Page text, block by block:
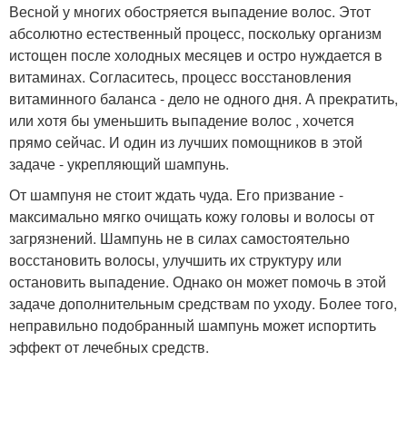
Весной у многих обостряется выпадение волос. Этот
абсолютно естественный процесс, поскольку организм
истощен после холодных месяцев и остро нуждается в
витаминах. Согласитесь, процесс восстановления
витаминного баланса - дело не одного дня. А прекратить,
или хотя бы уменьшить выпадение волос , хочется
прямо сейчас. И один из лучших помощников в этой
задаче - укрепляющий шампунь.
От шампуня не стоит ждать чуда. Его призвание -
максимально мягко очищать кожу головы и волосы от
загрязнений. Шампунь не в силах самостоятельно
восстановить волосы, улучшить их структуру или
остановить выпадение. Однако он может помочь в этой
задаче дополнительным средствам по уходу. Более того,
неправильно подобранный шампунь может испортить
эффект от лечебных средств.